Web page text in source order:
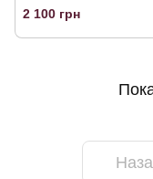
Mag2-95C3 (Drive Digital
Blocker), помаранчеві з
поляризаційними
2 100 грн